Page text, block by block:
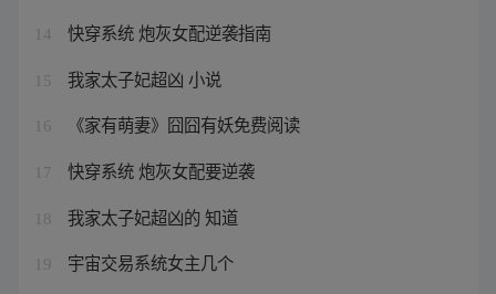
14 快穿系统 炮灰女配逆袭指南
15 我家太子妃超凶 小说
16 《家有萌妻》囧囧有妖免费阅读
17 快穿系统 炮灰女配要逆袭
18 我家太子妃超凶的 知道
19 宇宙交易系统女主几个